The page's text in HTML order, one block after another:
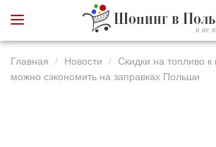
Шопинг в
и не
Главная Новости
Скидки на топливо
можно сэкономить на заправках Польши